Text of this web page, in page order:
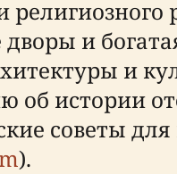
дворы и
и
об истории
советы
).